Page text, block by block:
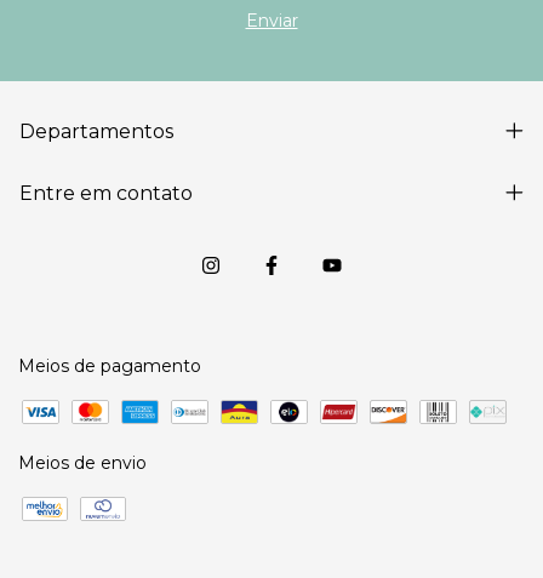
Departamentos
Entre em contato
Meios de pagamento
Meios de envio